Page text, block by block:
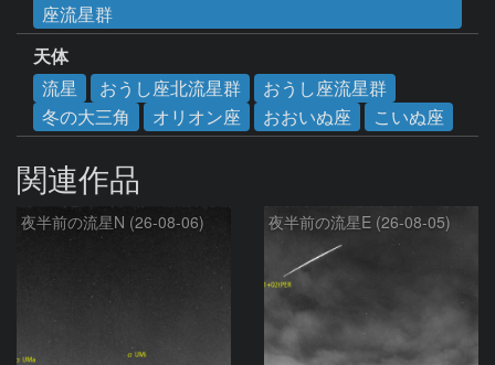
座流星群
天体
流星
おうし座北流星群
おうし座流星群
冬の大三角
オリオン座 おおいぬ座 こいぬ座
関連作品
夜半前の流星N (26-08-06) 夜半前の流星E (26-08-05)